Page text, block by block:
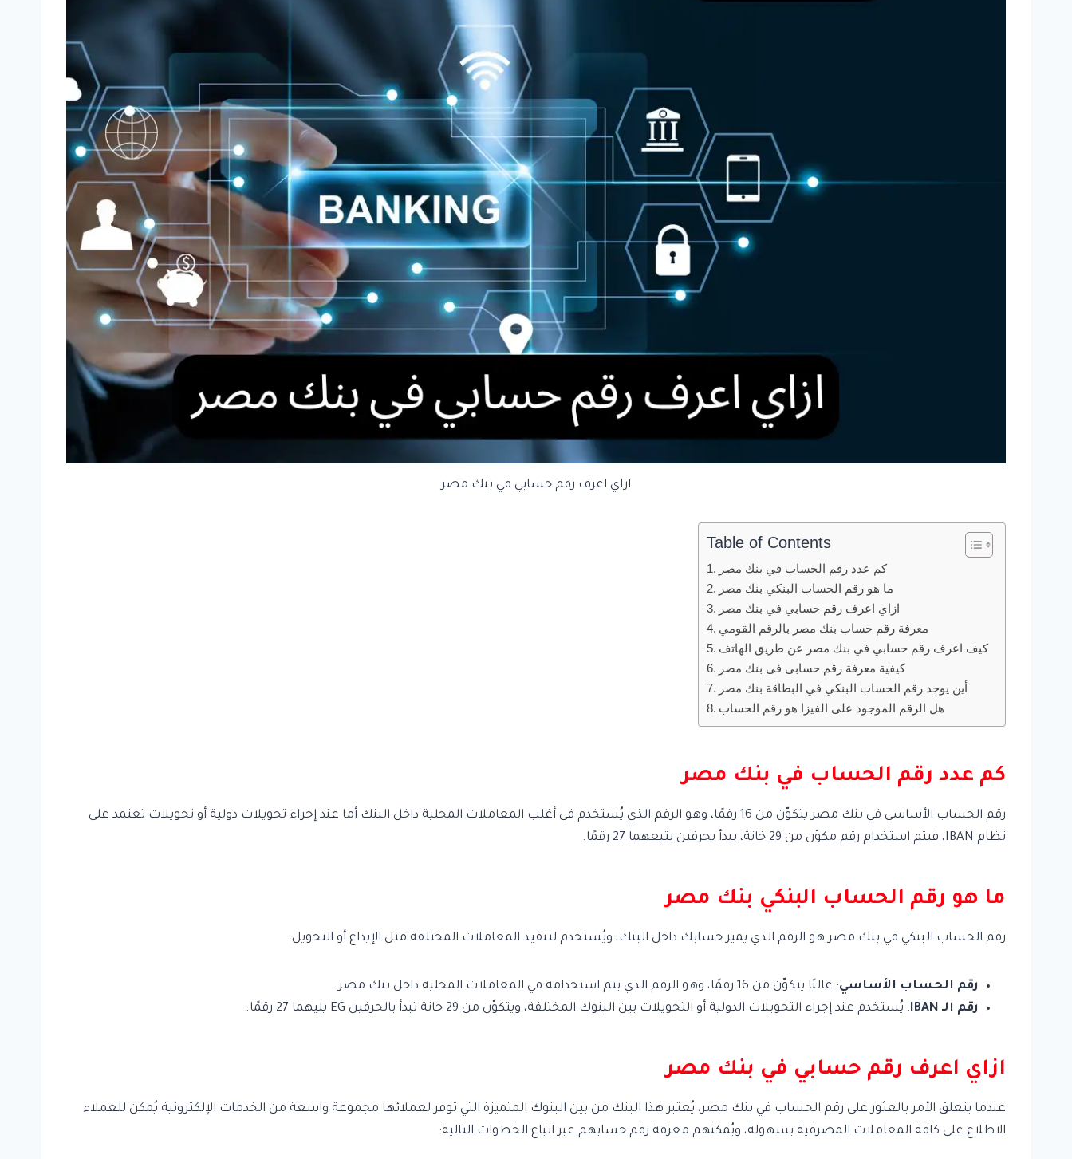
ازاي اعرف رقم حسابي في بنك مصر
Table of Contents
كم عدد رقم الحساب في بنك مصر
ما هو رقم الحساب البنكي بنك مصر
ازاي اعرف رقم حسابي في بنك مصر
معرفة رقم حساب بنك مصر بالرقم القومي
كيف اعرف رقم حسابي في بنك مصر عن طريق الهاتف
كيفية معرفة رقم حسابى فى بنك مصر
أين يوجد رقم الحساب البنكي في البطاقة بنك مصر
هل الرقم الموجود على الفيزا هو رقم الحساب
كم عدد رقم الحساب في بنك مصر
رقم الحساب الأساسي في بنك مصر يتكوّن من 16 رقمًا، وهو الرقم الذي يُستخدم في أغلب المعاملات المحلية داخل البنك أما عند إجراء تحويلات دولية أو تحويلات تعتمد على
نظام IBAN، فيتم استخدام رقم مكوّن من 29 خانة، يبدأ بحرفين يتبعهما 27 رقمًا.
ما هو رقم الحساب البنكي بنك مصر
رقم الحساب البنكي في بنك مصر هو الرقم الذي يميز حسابك داخل البنك، ويُستخدم لتنفيذ المعاملات المختلفة مثل الإيداع أو التحويل.
رقم الحساب الأساسي: غالبًا يتكوّن من 16 رقمًا، وهو الرقم الذي يتم استخدامه في المعاملات المحلية داخل بنك مصر.
رقم الـ IBAN
: يُستخدم عند إجراء التحويلات الدولية أو التحويلات بين البنوك المختلفة، ويتكوّن من 29 خانة تبدأ بالحرفين EG يليهما 27 رقمًا.
ازاي اعرف رقم حسابي في بنك مصر
عندما يتعلق الأمر بالعثور على رقم الحساب في بنك مصر، يُعتبر هذا البنك من بين البنوك المتميزة التي توفر لعملائها مجموعة واسعة من الخدمات الإلكترونية يُمكن للعملاء
الاطلاع على كافة المعاملات المصرفية بسهولة، ويُمكنهم معرفة رقم حسابهم عبر اتباع الخطوات التالية: